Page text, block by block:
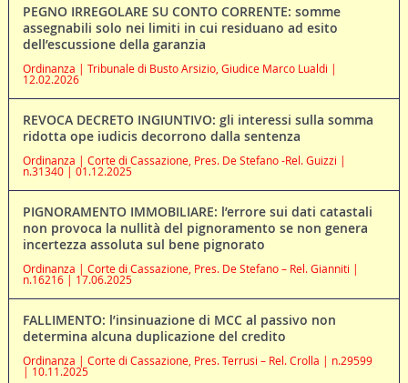
PEGNO IRREGOLARE SU CONTO CORRENTE: somme
assegnabili solo nei limiti in cui residuano ad esito
dell’escussione della garanzia
Ordinanza | Tribunale di Busto Arsizio, Giudice Marco Lualdi |
12.02.2026
REVOCA DECRETO INGIUNTIVO: gli interessi sulla somma
ridotta ope iudicis decorrono dalla sentenza
Ordinanza | Corte di Cassazione, Pres. De Stefano -Rel. Guizzi |
n.31340 | 01.12.2025
PIGNORAMENTO IMMOBILIARE: l’errore sui dati catastali
non provoca la nullità del pignoramento se non genera
incertezza assoluta sul bene pignorato
Ordinanza | Corte di Cassazione, Pres. De Stefano – Rel. Gianniti |
n.16216 | 17.06.2025
FALLIMENTO: l’insinuazione di MCC al passivo non
determina alcuna duplicazione del credito
Ordinanza | Corte di Cassazione, Pres. Terrusi – Rel. Crolla | n.29599
| 10.11.2025